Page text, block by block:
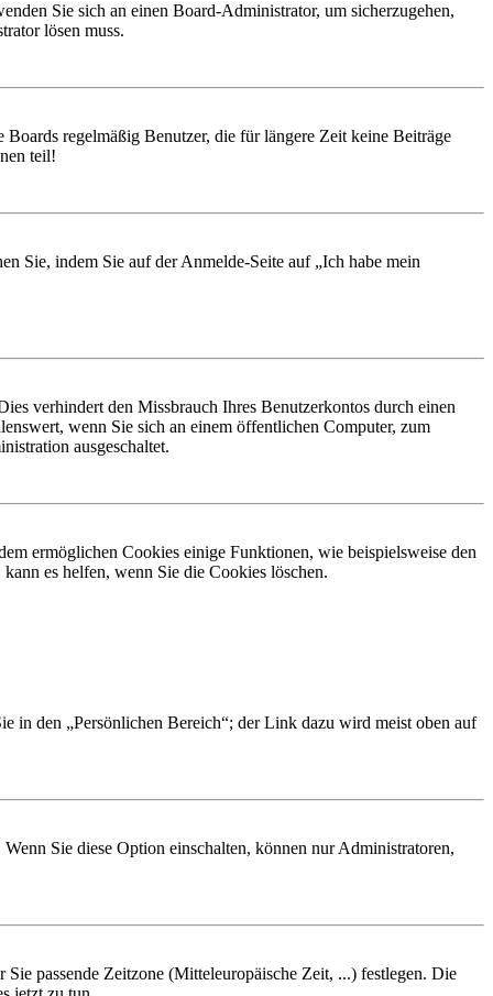
Sie sich an einen Board-Administrator, um sicherzugehen,
lösen muss.
regelmäßig Benutzer, die für längere Zeit keine Beiträge
teil!
Sie, indem Sie auf der Anmelde-Seite auf „Ich habe mein
verhindert den Missbrauch Ihres Benutzerkontos durch einen
wenn Sie sich an einem öffentlichen Computer, zum
ausgeschaltet.
ermöglichen Cookies einige Funktionen, wie beispielsweise den
es helfen, wenn Sie die Cookies löschen.
in den „Persönlichen Bereich“; der Link dazu wird meist oben auf
Sie diese Option einschalten, können nur Administratoren,
passende Zeitzone (Mitteleuropäische Zeit, ...) festlegen. Die